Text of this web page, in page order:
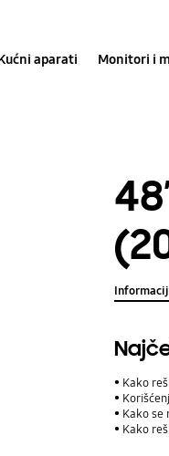
aparati Monitori i
Kako
Kako se
Kako